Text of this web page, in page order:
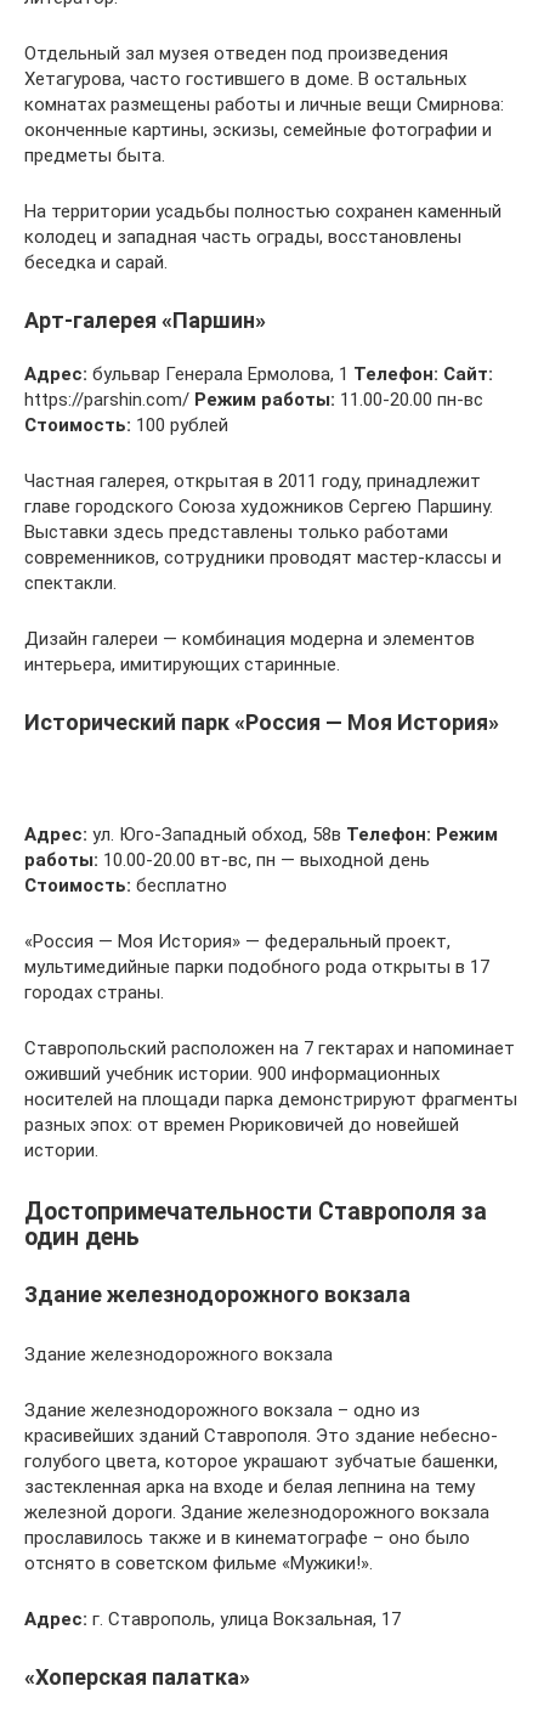
Отдельный зал музея отведен под произведения
Хетагурова, часто гостившего в доме. В остальных
комнатах размещены работы и личные вещи Смирнова:
оконченные картины, эскизы, семейные фотографии и
предметы быта.
На территории усадьбы полностью сохранен каменный
колодец и западная часть ограды, восстановлены
беседка и сарай.
Арт-галерея «Паршин»
Адрес: бульвар Генерала Ермолова, 1 Телефон: Сайт:
https://parshin.com/ Режим работы: 11.00-20.00 пн-вс
Стоимость: 100 рублей
Частная галерея, открытая в 2011 году, принадлежит
главе городского Союза художников Сергею Паршину.
Выставки здесь представлены только работами
современников, сотрудники проводят мастер-классы и
спектакли.
Дизайн галереи — комбинация модерна и элементов
интерьера, имитирующих старинные.
Исторический парк «Россия — Моя История»
Адрес: ул. Юго-Западный обход, 58в Телефон: Режим
работы: 10.00-20.00 вт-вс, пн — выходной день
Стоимость: бесплатно
«Россия — Моя История» — федеральный проект,
мультимедийные парки подобного рода открыты в 17
городах страны.
Ставропольский расположен на 7 гектарах и напоминает
оживший учебник истории. 900 информационных
носителей на площади парка демонстрируют фрагменты
разных эпох: от времен Рюриковичей до новейшей
истории.
Достопримечательности Ставрополя за
один день
Здание железнодорожного вокзала
Здание железнодорожного вокзала
Здание железнодорожного вокзала – одно из
красивейших зданий Ставрополя. Это здание небесно-
голубого цвета, которое украшают зубчатые башенки,
застекленная арка на входе и белая лепнина на тему
железной дороги. Здание железнодорожного вокзала
прославилось также и в кинематографе – оно было
отснято в советском фильме «Мужики!».
Адрес: г. Ставрополь, улица Вокзальная, 17
«Хоперская палатка»